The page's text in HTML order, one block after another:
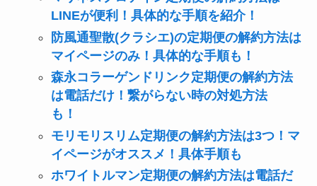
LINEが便利！具体的な手順を紹介！
防風通聖散(クラシエ)の定期便の解約方法は
マイページのみ！具体的な手順も！
森永コラーゲンドリンク定期便の解約方法
は電話だけ！繋がらない時の対処方法
も！
モリモリスリム定期便の解約方法は3つ！マ
イページがオススメ！具体手順も
ホワイトルマン定期便の解約方法は電話だ